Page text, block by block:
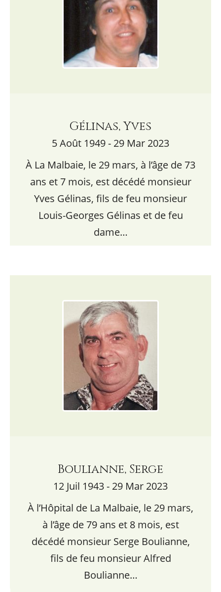
Gélinas, Yves
5 Août 1949 - 29 Mar 2023
À La Malbaie, le 29 mars, à l’âge de 73
ans et 7 mois, est décédé monsieur
Yves Gélinas, fils de feu monsieur
Louis-Georges Gélinas et de feu
dame…
Boulianne, Serge
12 Juil 1943 - 29 Mar 2023
À l’Hôpital de La Malbaie, le 29 mars,
à l’âge de 79 ans et 8 mois, est
décédé monsieur Serge Boulianne,
fils de feu monsieur Alfred
Boulianne…